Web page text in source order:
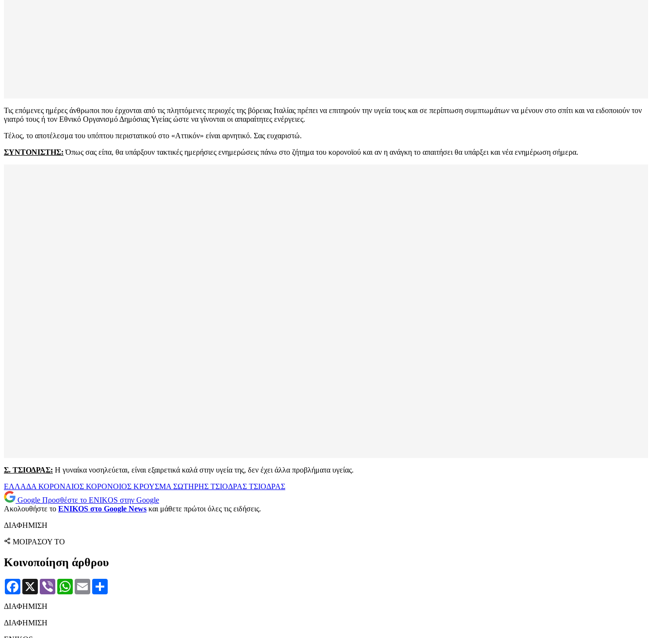
Τις επόμενες ημέρες άνθρωποι που έρχονται από τις πληττόμενες περιοχές της βόρειας Ιταλίας πρέπει να επιτηρούν την υγεία τους και σε περίπτωση συμπτωμάτων να μένουν στο σπίτι και να ειδοποιούν τον
γιατρό τους ή τον Εθνικό Οργανισμό Δημόσιας Υγείας ώστε να γίνονται οι απαραίτητες ενέργειες.
Τέλος, το αποτέλεσμα του υπόπτου περιστατικού στο «Αττικόν» είναι αρνητικό. Σας ευχαριστώ.
ΣΥΝΤΟΝΙΣΤΗΣ: Όπως σας είπα, θα υπάρξουν τακτικές ημερήσιες ενημερώσεις πάνω στο ζήτημα του κορονοϊού και αν η ανάγκη το απαιτήσει θα υπάρξει και νέα ενημέρωση σήμερα.
Σ. ΤΣΙΟΔΡΑΣ: Η γυναίκα νοσηλεύεται, είναι εξαιρετικά καλά στην υγεία της, δεν έχει άλλα προβλήματα υγείας.
ΕΛΛΑΔΑ ΚΟΡΟΝΑΙΟΣ ΚΟΡΟΝΟΙΟΣ ΚΡΟΥΣΜΑ ΣΩΤΗΡΗΣ ΤΣΙΟΔΡΑΣ ΤΣΙΟΔΡΑΣ
Google Προσθέστε το ENIKOS στην Google
Ακολουθήστε το ENIKOS στο Google News και μάθετε πρώτοι όλες τις ειδήσεις.
ΔΙΑΦΗΜΙΣΗ
ΜΟΙΡΑΣΟΥ ΤΟ
Κοινοποίηση άρθρου
Facebook
X Viber WhatsApp
Email
ΔΙΑΦΗΜΙΣΗ
ΔΙΑΦΗΜΙΣΗ